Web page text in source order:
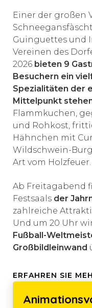
Einer der großen
Guinguettes und
Vereinen des
2026 bieten 9
Besuchern ein
Spezialitäten der
Mittelpunkt
Flammkuchen,
und Rohkost,
Hähnchen mit
Wildschwein-
Art vom Holzfeuer.
Ab Freitagabend
Festsaals der
zahlreiche
Und um 20 Uhr
Fußball-
Großbildleinwand
ERFAHREN SIE